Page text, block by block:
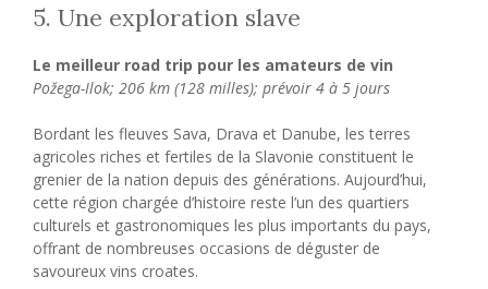
5. Une exploration slave
Le meilleur road trip pour les amateurs de vin
Požega-Ilok; 206 km (128 milles); prévoir 4 à 5 jours
Bordant les fleuves Sava, Drava et Danube, les terres
agricoles riches et fertiles de la Slavonie constituent le
grenier de la nation depuis des générations. Aujourd’hui,
cette région chargée d’histoire reste l’un des quartiers
culturels et gastronomiques les plus importants du pays,
offrant de nombreuses occasions de déguster de
savoureux vins croates.